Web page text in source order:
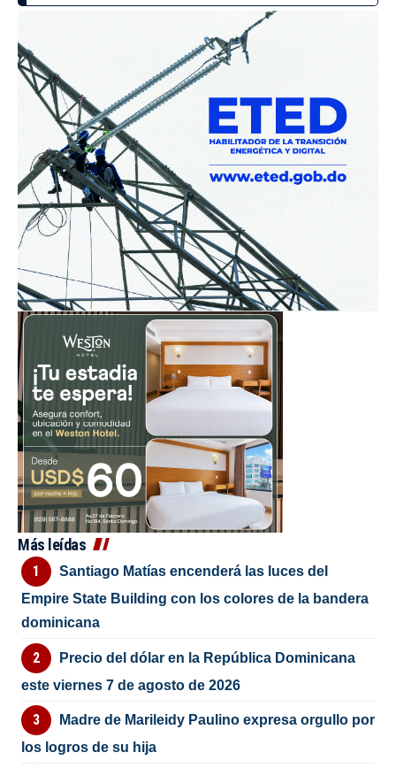
Más leídas
Santiago Matías encenderá las luces del
Empire State Building con los colores de la bandera
dominicana
Precio del dólar en la República Dominicana
este viernes 7 de agosto de 2026
Madre de Marileidy Paulino expresa orgullo por
los logros de su hija